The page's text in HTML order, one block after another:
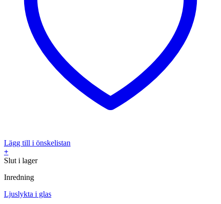
Lägg till i önskelistan
+
Slut i lager
Inredning
Ljuslykta i glas